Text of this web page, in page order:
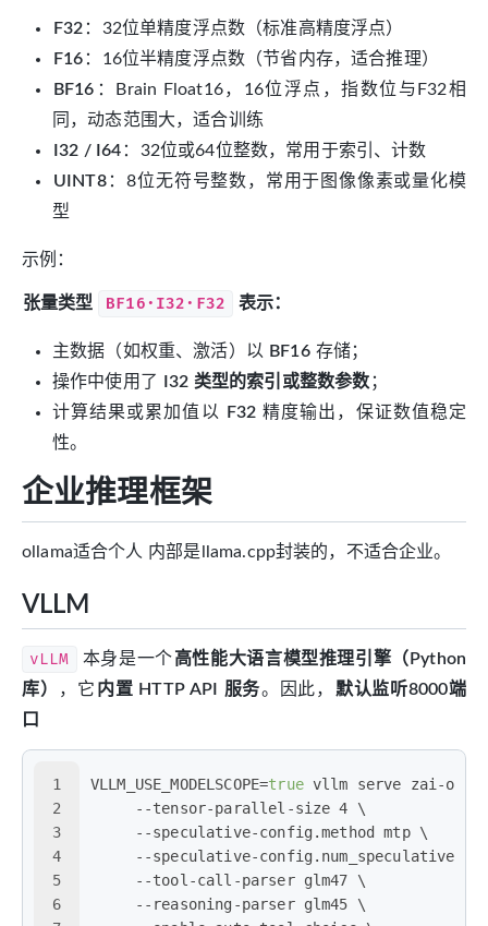
F32 ：32位单精度浮点数（标准高精度浮点）
F16 ：16位半精度浮点数（节省内存，适合推理）
BF16 ：Brain Float16，16位浮点，指数位与F32相
同，动态范围大，适合训练
I32 / I64 ：32位或64位整数，常用于索引、计数
UINT8 ：8位无符号整数，常用于图像像素或量化模
型
示例：
张量类型 BF16·I32·F32 表示：
主数据（如权重、激活）以 BF16 存储；
操作中使用了
I32 类型的索引或整数参数 ；
计算结果或累加值以
F32 精度输出，保证数值稳定
性。
企业推理框架
ollama适合个人 内部是llama.cpp封装的，不适合企业。
VLLM
vLLM 本身是一个高性能大语言模型推理引擎（Python
库）
，它 内置 HTTP API 服务。因此，
默认监听8000端
口
1
2
3
4
5
6
VLLM_USE_MODELSCOPE=true vllm serve zai-org/
     --tensor-parallel-size 4 \
     --speculative-config.method mtp \
--speculative-
     --tool-call-parser glm47 \
     --reasoning-parser glm45 \